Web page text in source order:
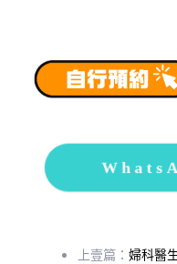
上壹篇： 婦科醫